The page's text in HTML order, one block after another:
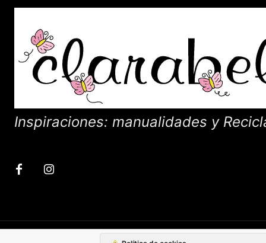
Inspiraciones: manualidades y